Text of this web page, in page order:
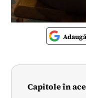
Capitole în